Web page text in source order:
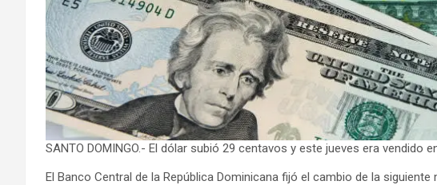
SANTO DOMINGO.- El dólar subió 29 centavos y este jueves era vendido
El Banco Central de la República Dominicana fijó el cambio de la siguiente